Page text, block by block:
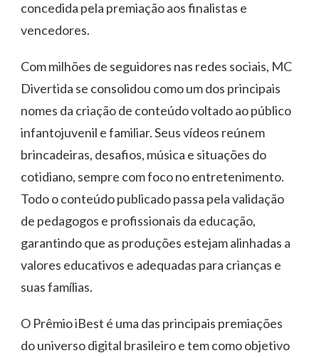
concedida pela premiação aos finalistas e
vencedores.
Com milhões de seguidores nas redes sociais, MC
Divertida se consolidou como um dos principais
nomes da criação de conteúdo voltado ao público
infantojuvenil e familiar. Seus vídeos reúnem
brincadeiras, desafios, música e situações do
cotidiano, sempre com foco no entretenimento.
Todo o conteúdo publicado passa pela validação
de pedagogos e profissionais da educação,
garantindo que as produções estejam alinhadas a
valores educativos e adequadas para crianças e
suas famílias.
O Prêmio iBest é uma das principais premiações
do universo digital brasileiro e tem como objetivo